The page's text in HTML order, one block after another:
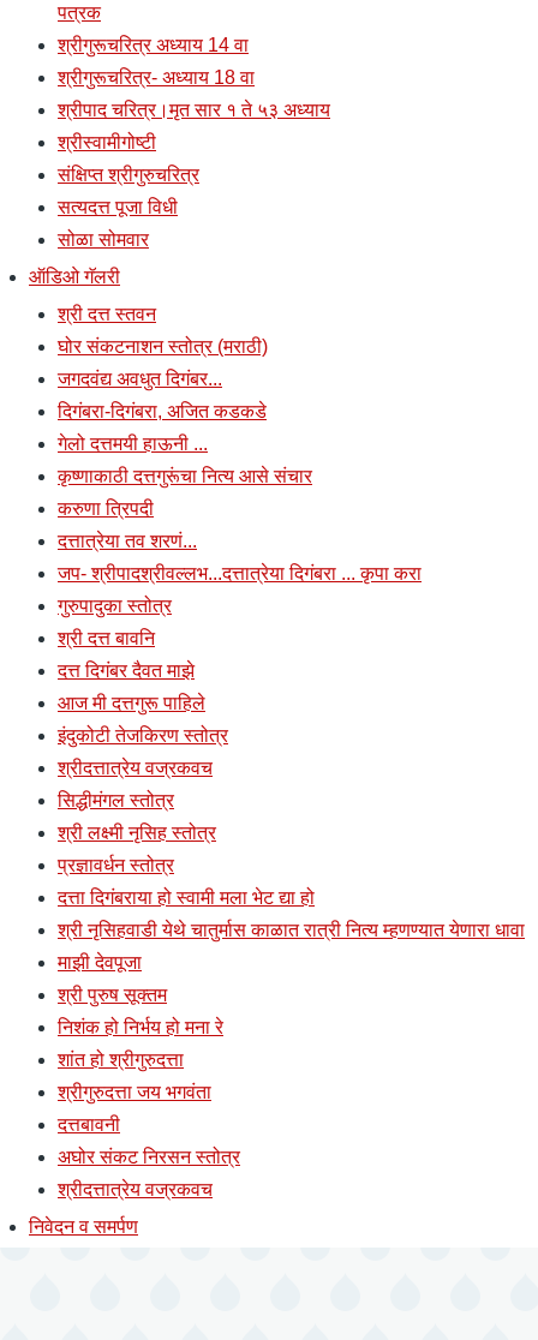
पत्रक
श्रीगुरूचरित्र अध्याय 14 वा
श्रीगुरूचरित्र- अध्याय 18 वा
श्रीपाद चरित्र।मृत सार १ ते ५३ अध्याय
श्रीस्वामीगोष्टी
संक्षिप्त श्रीगुरुचरित्र
सत्यदत्त पूजा विधी
सोळा सोमवार
ऑडिओ गॅलरी
श्री दत्त स्तवन
घोर संकटनाशन स्तोत्र (मराठी)
जगदवंद्य अवधुत दिगंबर...
दिगंबरा-दिगंबरा, अजित कडकडे
गेलो दत्तमयी हाऊनी ...
कृष्णाकाठी दत्तगुरूंचा नित्य आसे संचार
करुणा त्रिपदी
दत्तात्रेया तव शरणं...
जप- श्रीपादश्रीवल्लभ...दत्तात्रेया दिगंबरा ... कृपा करा
गुरुपादुका स्तोत्र
श्री दत्त बावनि
दत्त दिगंबर दैवत माझे
आज मी दत्तगुरू पाहिले
इंदुकोटी तेजकिरण स्तोत्र
श्रीदत्तात्रेय वज्रकवच
सिद्धीमंगल स्तोत्र
श्री लक्ष्मी नृसिह स्तोत्र
प्रज्ञावर्धन स्तोत्र
दत्ता दिगंबराया हो स्वामी मला भेट द्या हो
श्री नृसिहवाडी येथे चातुर्मास काळात रात्री नित्य म्हणण्यात येणारा धावा
माझी देवपूजा
श्री पुरुष सूक्तम
निशंक हो निर्भय हो मना रे
शांत हो श्रीगुरुदत्ता
श्रीगुरुदत्ता जय भगवंता
दत्तबावनी
अघोर संकट निरसन स्तोत्र
श्रीदत्तात्रेय वज्रकवच
निवेदन व समर्पण